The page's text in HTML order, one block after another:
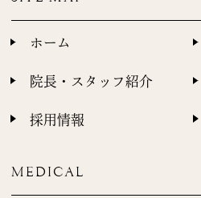
ホーム
院長・スタッフ紹介
採用情報
MEDICAL